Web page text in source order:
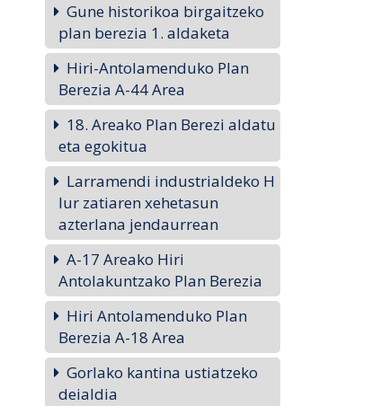
Gune historikoa birgaitzeko
plan berezia 1. aldaketa
Hiri-Antolamenduko Plan
Berezia A-44 Area
18. Areako Plan Berezi aldatu
eta egokitua
Larramendi industrialdeko H
lur zatiaren xehetasun
azterlana jendaurrean
A-17 Areako Hiri
Antolakuntzako Plan Berezia
Hiri Antolamenduko Plan
Berezia A-18 Area
Gorlako kantina ustiatzeko
deialdia